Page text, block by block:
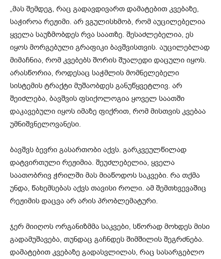
„მას შემდეგ, რაც გადავდივართ დამატებით კვებაზე,
საჭიროა რეჟიმი. არ ვგულისხმობ, რომ აუცილებელია
ყველა საუზმობდეს რვა საათზე. შესაძლებელია, ეს
იყოს მორგებული გრაფიკი ბავშვისთვის. აუცილებლად
მიმაჩნია, რომ კვებებს შორის შუალედი დაცული იყოს.
არასწორია, როდესაც საჭმლის მომნელებელი
სისტემის ტრაქტი მუშაობდეს განუწყვეტლივ. არ
შეიძლება, ბავშვის ფსიქოლოგია ყოველ საათში
დაკავებული იყოს იმაზე ფიქრით, რომ მისთვის კვებაა
უმნიშვნელოვანესი.
ბავშვს ბევრი გასართობი აქვს. გარკვეულწილად
დატვირთული რეჟიმია. შეუძლებელია, ყველა
საათობრივ ჭრილში მას მიაწოდოს საკვები. რა თქმა
უნდა, წახემსებას აქვს თავისი როლი. ამ შემთხვევაშიც
რეჟიმის დაცვა არ არის პრობლემატური.
ჯერ მიიღოს ორგანიზმმა საკვები, სწორად მოხდეს მისი
გადამუშავება, თუნდაც გაჩნდეს შიმშილის შეგრძნება.
დამატებით კვებაზე გადასვლილას, რაც სასარგებლო